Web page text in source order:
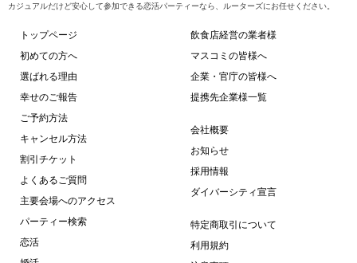
カジュアルだけど安心して参加できる恋活パーティーなら、ルーターズにお任せください。
トップページ
初めての方へ
選ばれる理由
幸せのご報告
ご予約方法
キャンセル方法
割引チケット
よくあるご質問
主要会場へのアクセス
パーティー検索
恋活
飲食店経営の業者様
マスコミの皆様へ
企業・官庁の皆様へ
提携先企業様一覧
会社概要
お知らせ
採用情報
ダイバーシティ宣言
特定商取引について
利用規約